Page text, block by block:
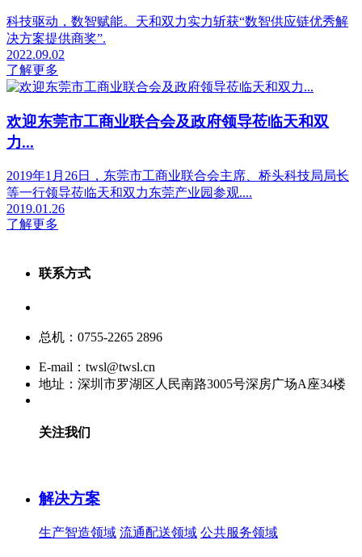
科技驱动，数智赋能。天和双力实力斩获“数智供应链优秀解
决方案提供商奖”.
2022.09.02
了解更多
欢迎东莞市工商业联合会及政府领导莅临天和双
力...
2019年1月26日，东莞市工商业联合会主席、桥头科技局局长
等一行领导莅临天和双力东莞产业园参观....
2019.01.26
了解更多
联系方式
总机：0755-2265 2896
E-mail：twsl@twsl.cn
地址：深圳市罗湖区人民南路3005号深房广场A座34楼
关注我们
解决方案
生产智造领域 流通配送领域 公共服务领域